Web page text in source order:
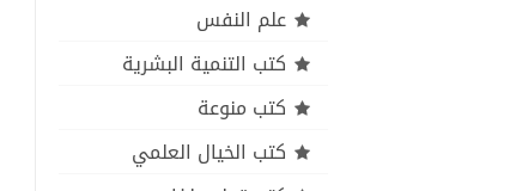
علم النفس
كتب التنمية البشرية
كتب منوعة
كتب الخيال العلمي